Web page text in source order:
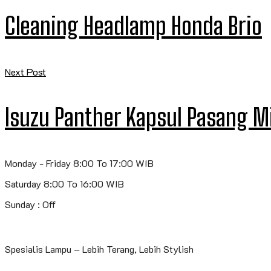
Cleaning Headlamp Honda Brio
Next Post
Isuzu Panther Kapsul Pasang
Monday - Friday 8:00 To 17:00 WIB
Saturday 8:00 To 16:00 WIB
Sunday : Off
Spesialis Lampu – Lebih Terang, Lebih Stylish